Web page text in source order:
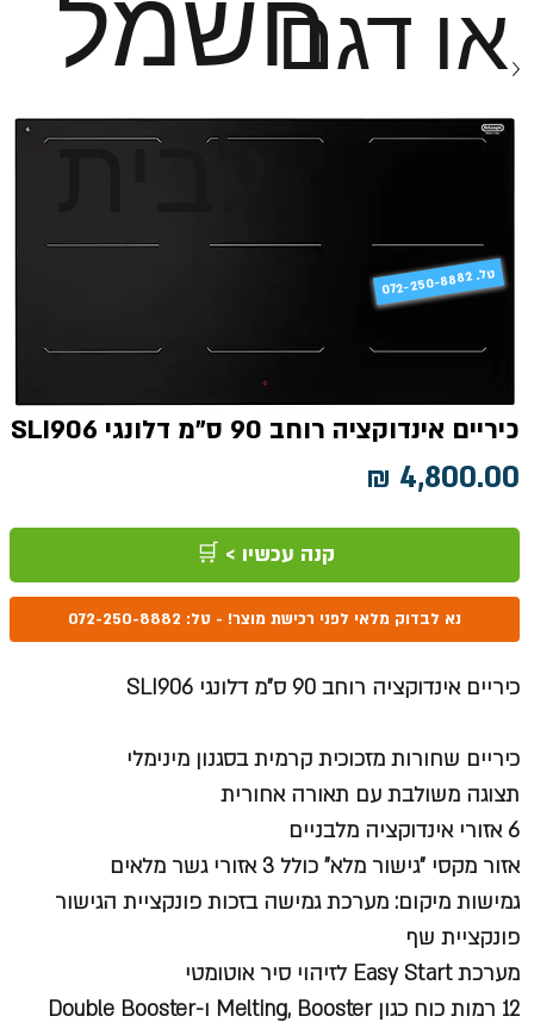
או דגם
לבית
כיריים אינדוקציה רוחב 90 ס"מ דלונגי SLI906
קנה עכשיו > 🛒
נא לבדוק מלאי לפני רכישת מוצר! - טל: 072-250-8882
כיריים אינדוקציה רוחב 90 ס"מ דלונגי SLI906
כיריים שחורות מזכוכית קרמית בסגנון מינימלי
תצוגה משולבת עם תאורה אחורית
6 אזורי אינדוקציה מלבניים
אזור מקסי "גישור מלא" כולל 3 אזורי גשר מלאים
גמישות מיקום: מערכת גמישה בזכות פונקציית הגישור
פונקציית שף
מערכת Easy Start לזיהוי סיר אוטומטי
12 רמות כוח כגון Melting, Booster ו-Double Booster
072-250-8882 .טל